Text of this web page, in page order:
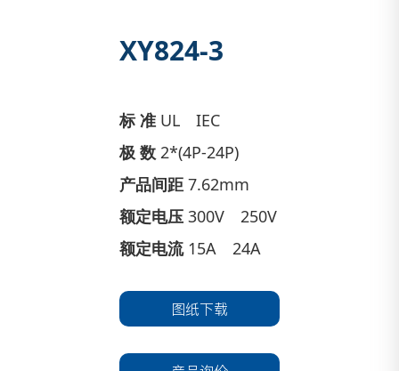
XY824-3
标 准 UL IEC
极 数 2*(4P-24P)
产品间距 7.62mm
额定电压 300V 250V
额定电流 15A 24A
图纸下载